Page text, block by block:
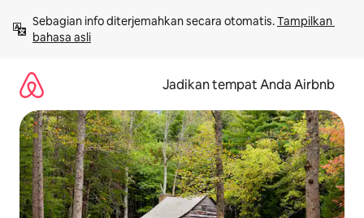
langsung
lihat
Sebagian info diterjemahkan secara otomatis. Tampilkan
bahasa asli
Jadikan tempat Anda Airbnb